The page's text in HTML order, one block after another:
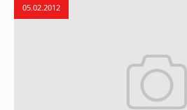
05.02.2012